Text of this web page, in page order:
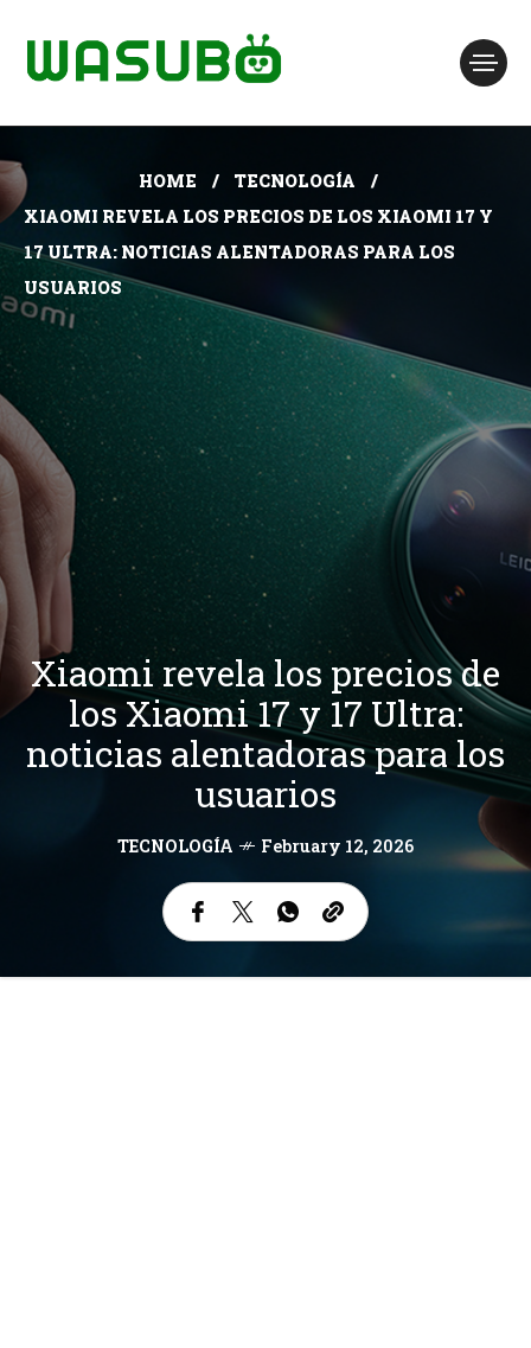
HOME
TECNOLOGÍA
XIAOMI REVELA LOS PRECIOS DE LOS XIAOMI 17 Y
17 ULTRA: NOTICIAS ALENTADORAS PARA LOS
USUARIOS
Xiaomi revela los precios de
los Xiaomi 17 y 17 Ultra:
noticias alentadoras para los
usuarios
TECNOLOGÍA February 12, 2026